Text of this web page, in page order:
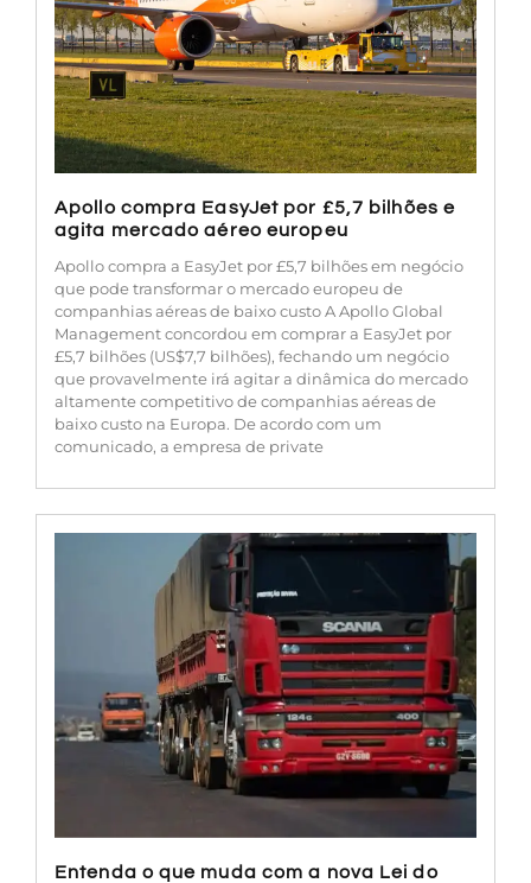
Apollo compra EasyJet por £5,7 bilhões e
agita mercado aéreo europeu
Apollo compra a EasyJet por £5,7 bilhões em negócio
que pode transformar o mercado europeu de
companhias aéreas de baixo custo A Apollo Global
Management concordou em comprar a EasyJet por
£5,7 bilhões (US$7,7 bilhões), fechando um negócio
que provavelmente irá agitar a dinâmica do mercado
altamente competitivo de companhias aéreas de
baixo custo na Europa. De acordo com um
comunicado, a empresa de private
Entenda o que muda com a nova Lei do